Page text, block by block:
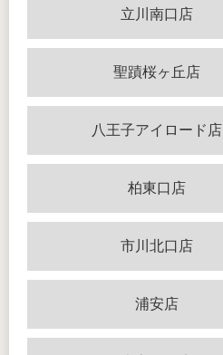
立川南口店
聖蹟桜ヶ丘店
八王子アイロード店
柏東口店
市川北口店
浦安店